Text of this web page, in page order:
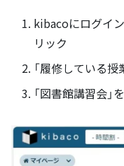
kibacoにログイ
リック
「履修している
「図書館講習会」